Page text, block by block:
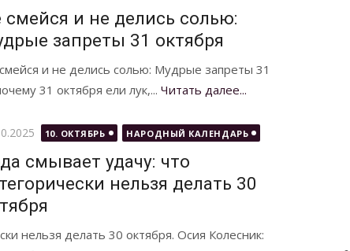
смейся и не делись солью:
запреты 31 октября
и не делись солью: Мудрые запреты 31
31 октября ели лук,... Читать далее...
10. ОКТЯБРЬ НАРОДНЫЙ КАЛЕНДАРЬ
смывает удачу: что
нельзя делать 30
нельзя делать 30 октября. Осия Колесник: